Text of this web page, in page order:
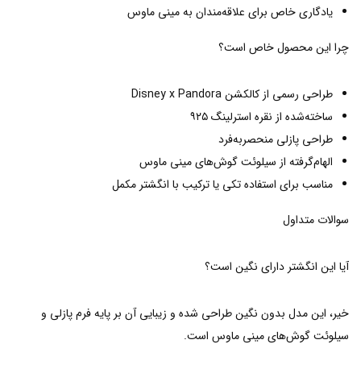
یادگاری خاص برای علاقه‌مندان به مینی ماوس
چرا این محصول خاص است؟
طراحی رسمی از کالکشن Disney x Pandora
ساخته‌شده از نقره استرلینگ ۹۲۵
طراحی پازلی منحصربه‌فرد
الهام‌گرفته از سیلوئت گوش‌های مینی ماوس
مناسب برای استفاده تکی یا ترکیب با انگشتر مکمل
سوالات متداول
آیا این انگشتر دارای نگین است؟
خیر، این مدل بدون نگین طراحی شده و زیبایی آن بر پایه فرم پازلی و
سیلوئت گوش‌های مینی ماوس است.